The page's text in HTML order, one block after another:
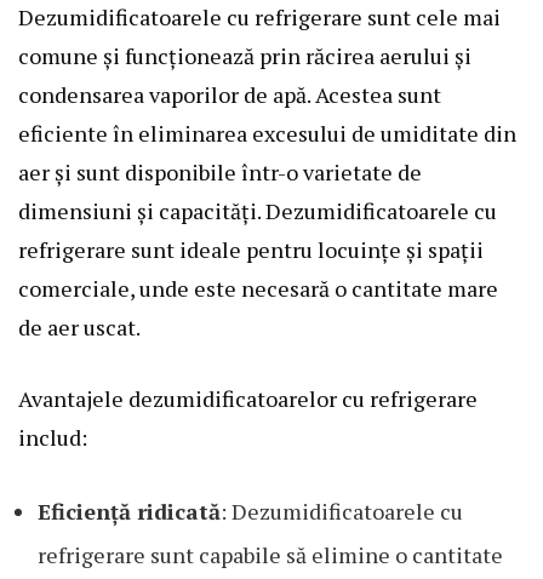
Dezumidificatoarele cu refrigerare sunt cele mai
comune și funcționează prin răcirea aerului și
condensarea vaporilor de apă. Acestea sunt
eficiente în eliminarea excesului de umiditate din
aer și sunt disponibile într-o varietate de
dimensiuni și capacități. Dezumidificatoarele cu
refrigerare sunt ideale pentru locuințe și spații
comerciale, unde este necesară o cantitate mare
de aer uscat.
Avantajele dezumidificatoarelor cu refrigerare
includ:
Eficiență ridicată: Dezumidificatoarele cu
refrigerare sunt capabile să elimine o cantitate